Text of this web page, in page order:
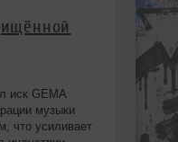
иск GEMA
музыки
что усиливает